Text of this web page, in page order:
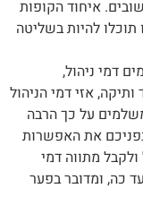
איחוד הקופות
להיות בשליטה
ניהול,
אזי דמי הניהול
על כך הרבה
את האפשרות
מתווה דמי
ומדובר בפער